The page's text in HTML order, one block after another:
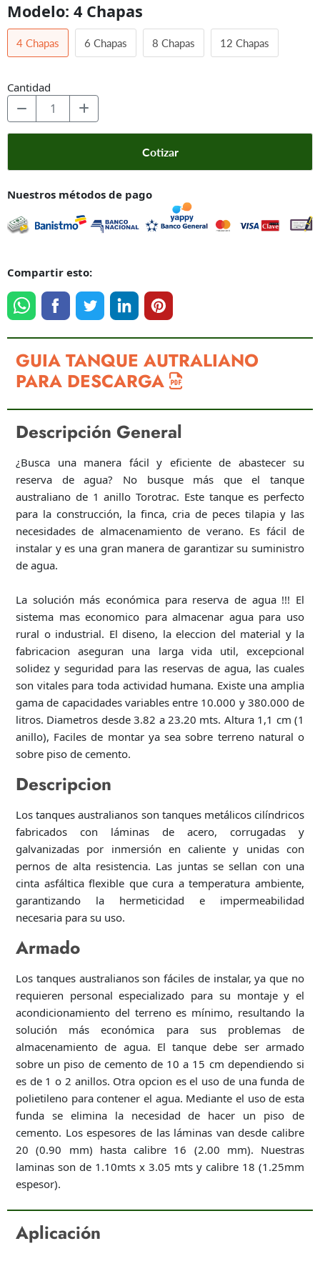
Modelo: 4 Chapas
4 Chapas 6 Chapas 8 Chapas 12 Chapas
Cantidad
Cotizar
Nuestros métodos de pago
Compartir esto:
GUIA TANQUE AUTRALIANO
PARA DESCARGA
Descripción General
¿Busca una manera fácil y eficiente de abastecer su
reserva de agua? No busque más que el tanque
australiano de 1 anillo Torotrac. Este tanque es perfecto
para la construcción, la finca, cria de peces tilapia y las
necesidades de almacenamiento de verano. Es fácil de
instalar y es una gran manera de garantizar su suministro
de agua.
La solución más económica para reserva de agua !!! El
sistema mas economico para almacenar agua para uso
rural o industrial. El diseno, la eleccion del material y la
fabricacion aseguran una larga vida util, excepcional
solidez y seguridad para las reservas de agua, las cuales
son vitales para toda actividad humana. Existe una amplia
gama de capacidades variables entre 10.000 y 380.000 de
litros. Diametros desde 3.82 a 23.20 mts. Altura 1,1 cm (1
anillo), Faciles de montar ya sea sobre terreno natural o
sobre piso de cemento.
Descripcion
Los tanques australianos son tanques metálicos cilíndricos
fabricados con láminas de acero, corrugadas y
galvanizadas por inmersión en caliente y unidas con
pernos de alta resistencia. Las juntas se sellan con una
cinta asfáltica flexible que cura a temperatura ambiente,
garantizando la hermeticidad e impermeabilidad
necesaria para su uso.
Armado
Los tanques australianos son fáciles de instalar, ya que no
requieren personal especializado para su montaje y el
acondicionamiento del terreno es mínimo, resultando la
solución más económica para sus problemas de
almacenamiento de agua. El tanque debe ser armado
sobre un piso de cemento de 10 a 15 cm dependiendo si
es de 1 o 2 anillos. Otra opcion es el uso de una funda de
polietileno para contener el agua. Mediante el uso de esta
funda se elimina la necesidad de hacer un piso de
cemento. Los espesores de las láminas van desde calibre
20 (0.90 mm) hasta calibre 16 (2.00 mm). Nuestras
laminas son de 1.10mts x 3.05 mts y calibre 18 (1.25mm
espesor).
Aplicación